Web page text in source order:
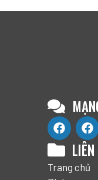
Trang chủ